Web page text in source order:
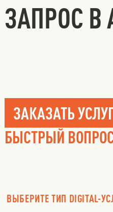
ЗАПРОС В
ЗАКАЗАТЬ
БЫСТРЫЙ
ВЫБЕРИТЕ ТИП DIGITAL-